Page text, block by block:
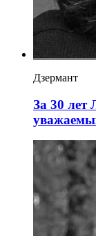
Дзермант
За 30 лет